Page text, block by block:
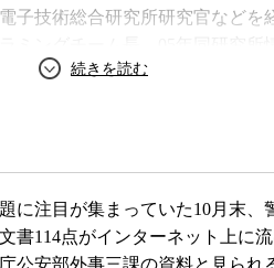
子技術総合研究所研究官などを
理と設計』など。
に注目が集まっていた10月末、
書114点がインターネット上に
公安部外事三課の資料と見られ